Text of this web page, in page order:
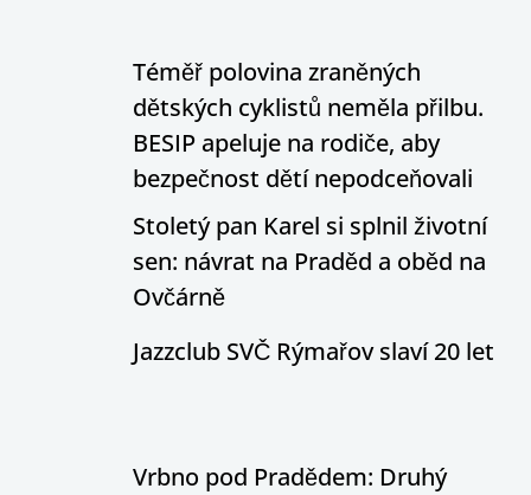
Téměř polovina zraněných
dětských cyklistů neměla přilbu.
BESIP apeluje na rodiče, aby
bezpečnost dětí nepodceňovali
Stoletý pan Karel si splnil životní
sen: návrat na Praděd a oběd na
Ovčárně
Jazzclub SVČ Rýmařov slaví 20 let
Vrbno pod Pradědem: Druhý